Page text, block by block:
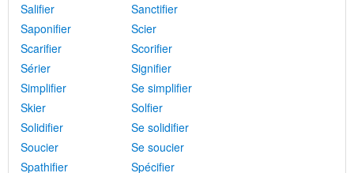
Salifier
Sanctifier
Saponifier
Scier
Scarifier
Scorifier
Sérier
Signifier
Simplifier
Se simplifier
Skier
Solfier
Solidifier
Se solidifier
Soucier
Se soucier
Spathifier
Spécifier